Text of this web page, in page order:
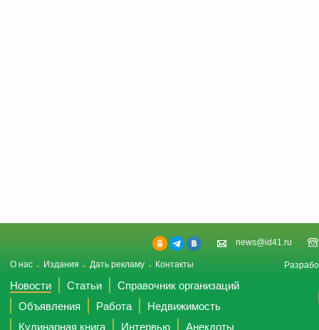
news@id41.ru
О нас Издания Дать рекламу Контакты
Новости Статьи
Справочник организаций
Объявления
Работа
Недвижимость
Кулинарная книга
Интервью Анекдоты